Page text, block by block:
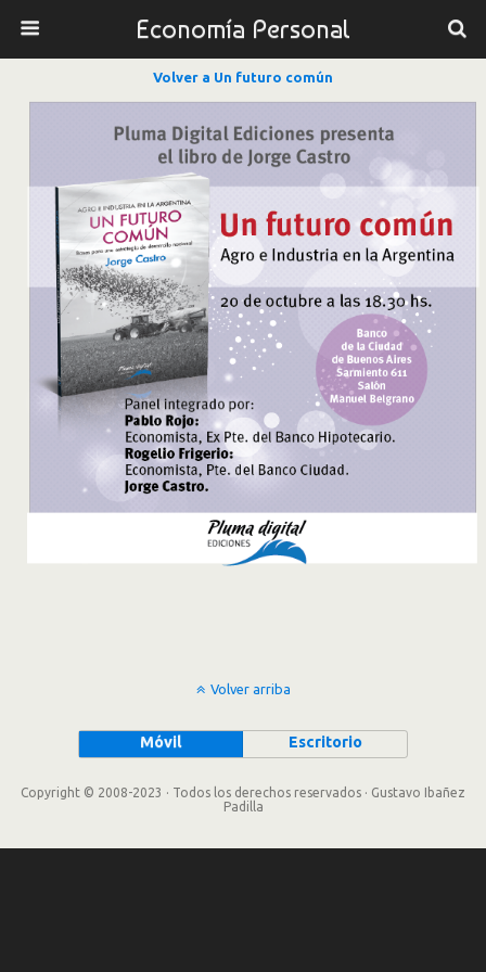
Economía Personal
Volver a Un futuro común
Volver arriba
Móvil Escritorio
Copyright © 2008-2023 · Todos los derechos reservados · Gustavo Ibañez
Padilla